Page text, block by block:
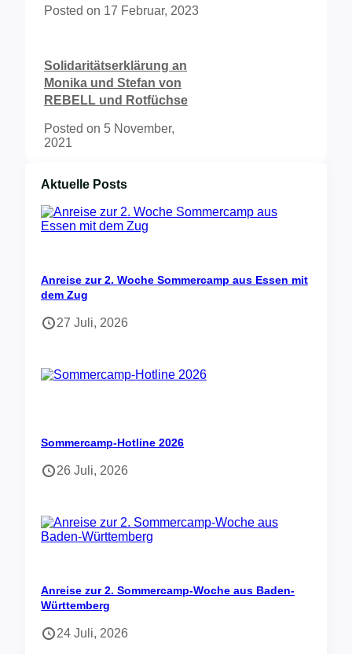
Posted on 17 Februar, 2023
Solidaritätserklärung an
Monika und Stefan von
REBELL und Rotfüchse
Posted on 5 November,
2021
Aktuelle Posts
Anreise zur 2. Woche Sommercamp aus Essen mit
dem Zug
27 Juli, 2026
Sommercamp-Hotline 2026
26 Juli, 2026
Anreise zur 2. Sommercamp-Woche aus Baden-
Württemberg
24 Juli, 2026